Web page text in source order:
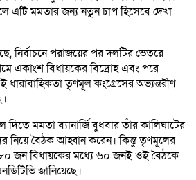
এটি মমতার জন্য নতুন চাপ হিসেবে দেখা
নির্বাচনে পরাজয়ের পর দলটির ভেতরে
একাংশ বিধায়কের বিদ্রোহ এবং পরে
তৃণমূল কংগ্রেসের অভ্যন্তরীণ
দিতে মমতা ব্যানার্জি বুধবার তাঁর কালিঘাটের
নিয়ে বৈঠক আহ্বান করেন। কিন্তু তৃণমূলের
৮০ জন বিধায়কের মধ্যে ৬০ জনই ওই বৈঠকে
জানিয়েছে।